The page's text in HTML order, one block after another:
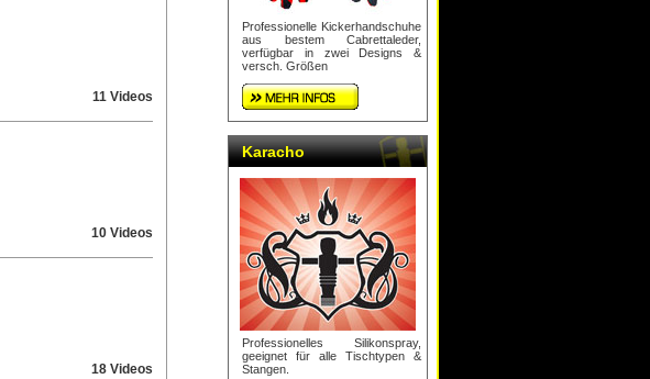
11 Videos
10 Videos
18 Videos
Professionelle Kickerhandschuhe
aus bestem Cabrettaleder,
verfügbar in zwei Designs &
versch. Größen
Karacho
Professionelles Silikonspray,
geeignet für alle Tischtypen &
Stangen.